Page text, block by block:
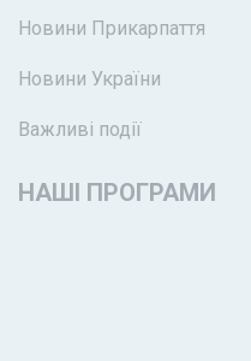
Новини Прикарпаття
Новини України
Важливі події
НАШІ ПРОГРАМИ